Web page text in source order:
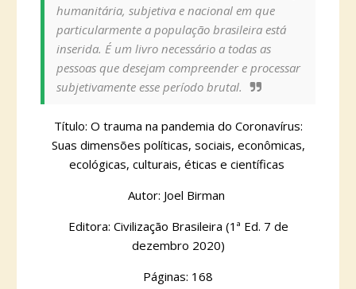
humanitária, subjetiva e nacional em que
particularmente a população brasileira está
inserida. É um livro necessário a todas as
pessoas que desejam compreender e processar
subjetivamente esse período brutal.
Título: O trauma na pandemia do Coronavírus:
Suas dimensões políticas, sociais, econômicas,
ecológicas, culturais, éticas e científicas
Autor: Joel Birman
Editora: Civilização Brasileira (1ª Ed. 7 de
dezembro 2020)
Páginas: 168